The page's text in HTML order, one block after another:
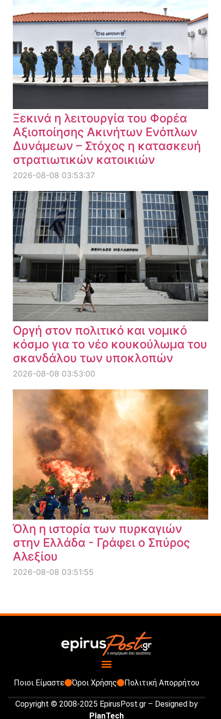
Ξεκινά η λειτουργία του Φορέα
Αξιοποίησης Ακινήτων Ενόπλων
Δυνάμεων – Στόχος η κατασκευή
στρατιωτικών κατοικιών
2026-08-08 03:53:37
Οργή στον πολιτικό και νομικό
κόσμο για το νέο κουκούλωμα του
σκανδάλου των υποκλοπών
2026-08-08 03:53:00
Όλη η ιστορία των πυρκαγιών
στην Ελλάδα - Γράφει ο Σπύρος
Αλεξίου
2026-08-08 03:51:55
Ποιοι Είμαστε Όροι Χρήσης Πολιτική Απορρήτου
Copyright © 2008-2025 EpirusPost.gr – Designed by
PlanTech